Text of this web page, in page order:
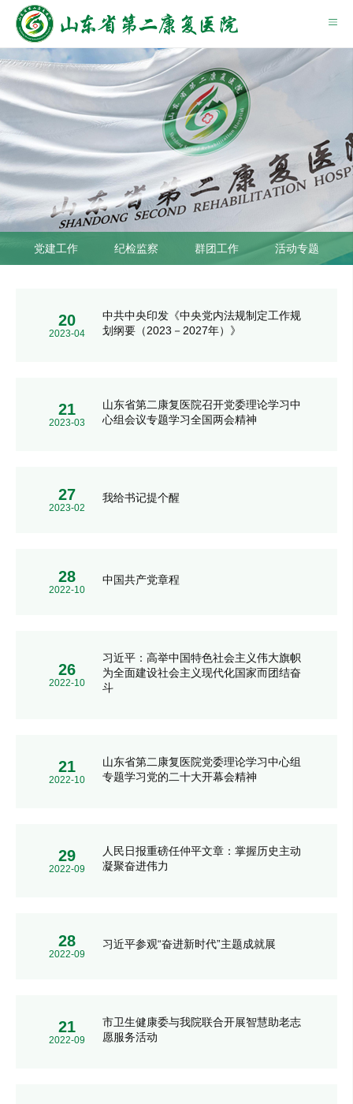
党建工作 纪检监察 群团工作 活动专题
20
2023-04
中共中央印发《中央党内法规制定工作规
划纲要（2023－2027年）》
21
2023-03
山东省第二康复医院召开党委理论学习中
心组会议专题学习全国两会精神
27
2023-02
我给书记提个醒
28
2022-10
中国共产党章程
26
2022-10
习近平：高举中国特色社会主义伟大旗帜
为全面建设社会主义现代化国家而团结奋
斗
21
2022-10
山东省第二康复医院党委理论学习中心组
专题学习党的二十大开幕会精神
29
2022-09
人民日报重磅任仲平文章：掌握历史主动
凝聚奋进伟力
28
2022-09
习近平参观“奋进新时代”主题成就展
21
2022-09
市卫生健康委与我院联合开展智慧助老志
愿服务活动